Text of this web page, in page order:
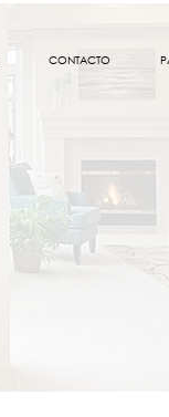
CONTACTO